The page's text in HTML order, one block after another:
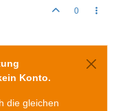
0
Konto.
die gleichen